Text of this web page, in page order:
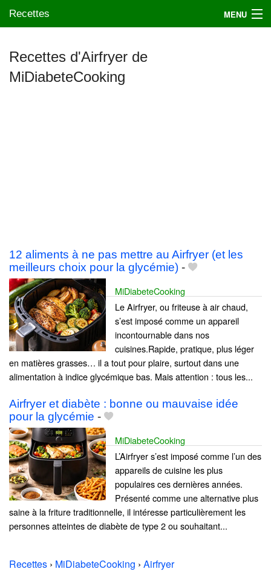
Recettes MENU
Mes blogs préférés
Recettes d'Airfryer de
MiDiabeteCooking
12 aliments à ne pas mettre au Airfryer (et les
meilleurs choix pour la glycémie) -
MiDiabeteCooking
Le Airfryer, ou friteuse à air chaud,
s’est imposé comme un appareil
incontournable dans nos
cuisines.Rapide, pratique, plus léger
en matières grasses… il a tout pour plaire, surtout dans une
alimentation à indice glycémique bas. Mais attention : tous les...
Airfryer et diabète : bonne ou mauvaise idée
pour la glycémie -
MiDiabeteCooking
L’Airfryer s’est imposé comme l’un des
appareils de cuisine les plus
populaires ces dernières années.
Présenté comme une alternative plus
saine à la friture traditionnelle, il intéresse particulièrement les
personnes atteintes de diabète de type 2 ou souhaitant...
Recettes › MiDiabeteCooking › Airfryer